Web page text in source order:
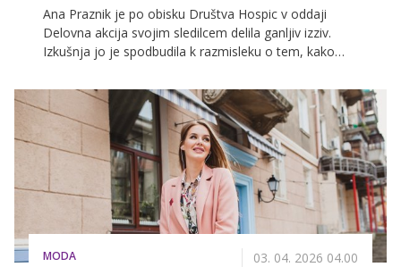
Ana Praznik je po obisku Društva Hospic v oddaji
Delovna akcija svojim sledilcem delila ganljiv izziv.
Izkušnja jo je spodbudila k razmisleku o tem, kako
sledilce pozvala k preprostemu dejanju prijaznosti in
hvaležnosti. Preberite, kako lahko že z majhnimi
gestami polepšate dan ljudem okoli sebe.
MODA 03. 04. 2026 04.00